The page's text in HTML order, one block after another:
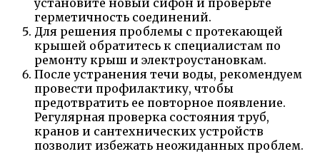
установите новый сифон и проверьте
герметичность соединений.
Для решения проблемы с протекающей
крышей обратитесь к специалистам по
ремонту крыш и электроустановкам.
После устранения течи воды, рекомендуем
провести профилактику, чтобы
предотвратить ее повторное появление.
Регулярная проверка состояния труб,
кранов и сантехнических устройств
позволит избежать неожиданных проблем.